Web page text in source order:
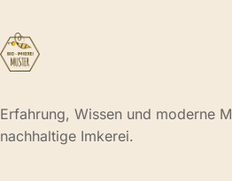
Erfahrung, Wissen und moderne
nachhaltige Imkerei.